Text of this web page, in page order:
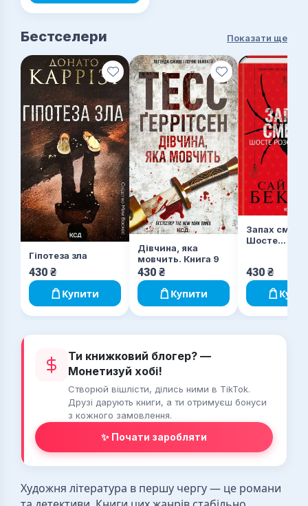
Бестселери Показати ще
Гіпотеза зла
430 ₴
Купити
Дівчина, яка
мовчить. Книга 9
430 ₴
Купити
Запах
Шосте
430 ₴
Ти книжковий блогер? —
Монетизуй хобі!
Створюй вішлісти, ділись ними в TikTok.
Друзі дарують книги, а ти отримуєш бонуси
з кожного замовлення.
✨ Почати заробляти
Художня література в першу чергу — це романи